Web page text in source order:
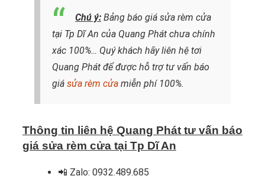
Chú ý: Bảng báo giá sửa rèm cửa
tại Tp Dĩ An của Quang Phát chưa chính
xác 100%… Quý khách hãy liên hệ tơi
Quang Phát để được hỗ trợ tư vấn báo
giá sửa rèm cửa miễn phí 100%.
Thông tin liên hệ Quang Phát tư vấn báo
giá sửa rèm cửa tại Tp Dĩ An
📲 Zalo: 0932.489.685